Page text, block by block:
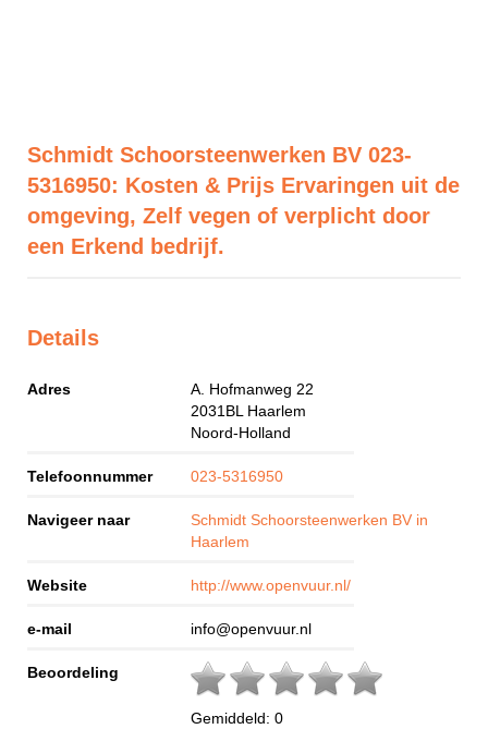
Schmidt Schoorsteenwerken BV 023-
5316950: Kosten & Prijs Ervaringen uit de
omgeving, Zelf vegen of verplicht door
een Erkend bedrijf.
Details
Adres
A. Hofmanweg 22
2031BL Haarlem
Noord-Holland
Telefoonnummer 023-5316950
Navigeer naar
Schmidt Schoorsteenwerken BV in
Haarlem
Website http://www.openvuur.nl/
e-mail info@openvuur.nl
Beoordeling
Gemiddeld: 0